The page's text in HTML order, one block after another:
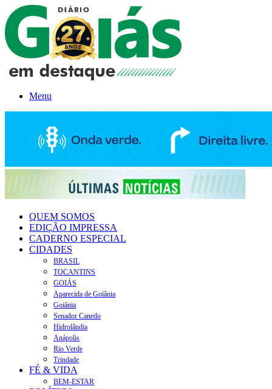
Menu
QUEM SOMOS
EDIÇÃO IMPRESSA
CADERNO ESPECIAL
CIDADES
BRASIL
TOCANTINS
GOIÁS
Aparecida de Goiânia
Goiânia
Senador Canedo
Hidrolândia
Anápolis
Rio Verde
Trindade
FÉ & VIDA
BEM-ESTAR